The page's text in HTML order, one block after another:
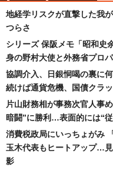
地経学リスクが直撃した我
つらさ
シリーズ 保阪メモ「昭和史
身の野村大使と外務省プロ
協調介入、日銀恫喝の裏に
続けば通貨危機、国債クラ
片山財務相が事務次官人事
暗闘”に勝利…表面的には“
消費税政局にいっちょがみ
玉木代表もヒートアップ…
影